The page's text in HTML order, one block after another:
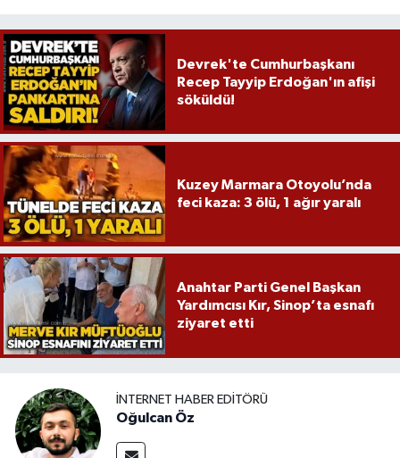
Devrek'te Cumhurbaşkanı
Recep Tayyip Erdoğan'ın afişi
söküldü!
Kuzey Marmara Otoyolu’nda
feci kaza: 3 ölü, 1 ağır yaralı
Anahtar Parti Genel Başkan
Yardımcısı Kır, Sinop’ta esnafı
ziyaret etti
İNTERNET HABER EDITÖRÜ
Oğulcan Öz